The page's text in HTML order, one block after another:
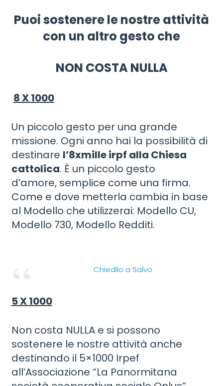
Puoi sostenere le nostre attività
con un altro gesto che
NON COSTA NULLA
8 X 1000
Un piccolo gesto per una grande
missione. Ogni anno hai la possibilità di
destinare l’8xmille irpf alla Chiesa
cattolica. È un piccolo gesto
d’amore, semplice come una firma.
Come e dove metterla cambia in base
al Modello che utilizzerai: Modello CU,
Modello 730, Modello Redditi.
Chiedilo a Salvo
5 X 1000
Non costa NULLA e si possono
sostenere le nostre attività anche
destinando il 5×1000 Irpef
all’Associazione “La Panormitana